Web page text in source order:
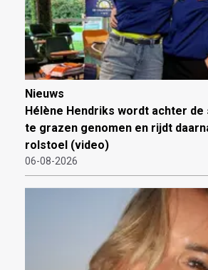
Nieuws
Hélène Hendriks wordt achter
te grazen genomen en rijdt
rolstoel (video)
06-08-2026